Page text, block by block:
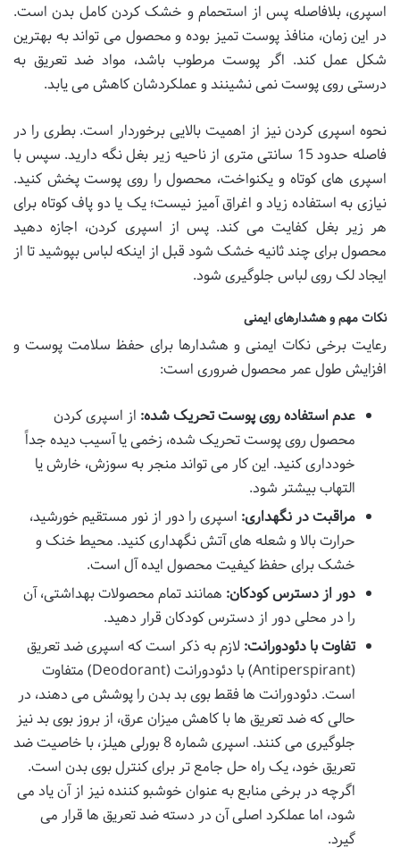
اسپری، بلافاصله پس از استحمام و خشک کردن کامل بدن است.
در این زمان، منافذ پوست تمیز بوده و محصول می تواند به بهترین
شکل عمل کند. اگر پوست مرطوب باشد، مواد ضد تعریق به
درستی روی پوست نمی نشینند و عملکردشان کاهش می یابد.
نحوه اسپری کردن نیز از اهمیت بالایی برخوردار است. بطری را در
فاصله حدود 15 سانتی متری از ناحیه زیر بغل نگه دارید. سپس با
اسپری های کوتاه و یکنواخت، محصول را روی پوست پخش کنید.
نیازی به استفاده زیاد و اغراق آمیز نیست؛ یک یا دو پاف کوتاه برای
هر زیر بغل کفایت می کند. پس از اسپری کردن، اجازه دهید
محصول برای چند ثانیه خشک شود قبل از اینکه لباس بپوشید تا از
ایجاد لک روی لباس جلوگیری شود.
نکات مهم و هشدارهای ایمنی
رعایت برخی نکات ایمنی و هشدارها برای حفظ سلامت پوست و
افزایش طول عمر محصول ضروری است:
عدم استفاده روی پوست تحریک شده: از اسپری کردن
محصول روی پوست تحریک شده، زخمی یا آسیب دیده جداً
خودداری کنید. این کار می تواند منجر به سوزش، خارش یا
التهاب بیشتر شود.
مراقبت در نگهداری: اسپری را دور از نور مستقیم خورشید،
حرارت بالا و شعله های آتش نگهداری کنید. محیط خنک و
خشک برای حفظ کیفیت محصول ایده آل است.
دور از دسترس کودکان: همانند تمام محصولات بهداشتی، آن
را در محلی دور از دسترس کودکان قرار دهید.
تفاوت با دئودورانت: لازم به ذکر است که اسپری ضد تعریق
(Antiperspirant) با دئودورانت (Deodorant) متفاوت
است. دئودورانت ها فقط بوی بد بدن را پوشش می دهند، در
حالی که ضد تعریق ها با کاهش میزان عرق، از بروز بوی بد نیز
جلوگیری می کنند. اسپری شماره 8 بورلی هیلز، با خاصیت ضد
تعریق خود، یک راه حل جامع تر برای کنترل بوی بدن است.
اگرچه در برخی منابع به عنوان خوشبو کننده نیز از آن یاد می
شود، اما عملکرد اصلی آن در دسته ضد تعریق ها قرار می
گیرد.